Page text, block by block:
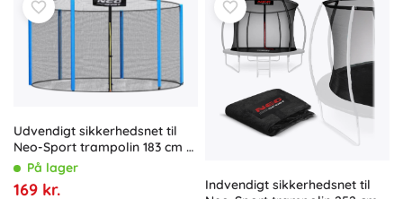
Udvendigt sikkerhedsnet til
Neo-Sport trampolin 183 cm 6
ft til 6 stænger
På lager
169 kr.
Indvendigt sikkerhedsnet til